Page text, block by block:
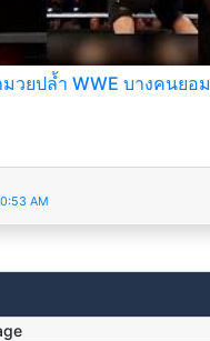
ยปล้ำ WWE บางคนยอม
AM